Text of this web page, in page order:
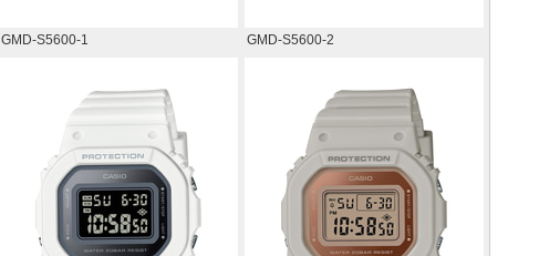
GMD-S5600-1 GMD-S5600-2